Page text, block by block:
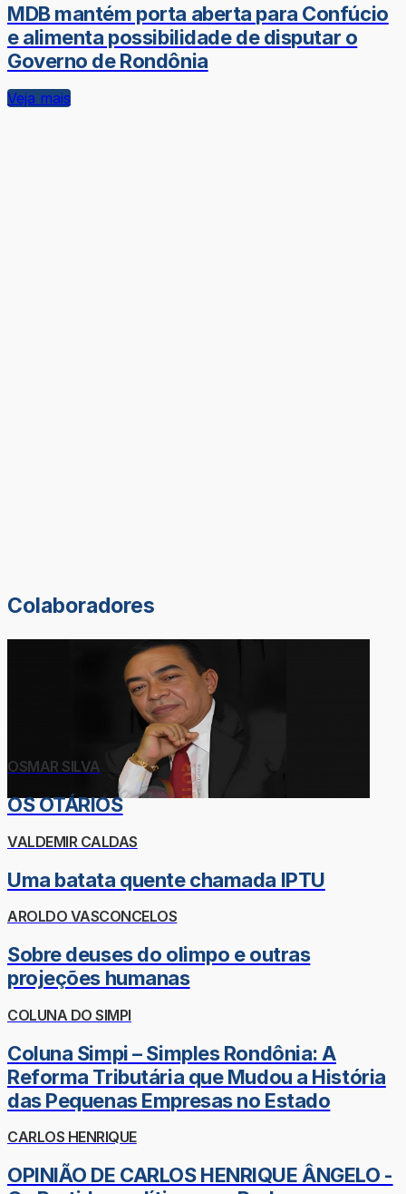
MDB mantém porta aberta para Confúcio
e alimenta possibilidade de disputar o
Governo de Rondônia
Veja mais
Colaboradores
OSMAR SILVA
OS OTÁRIOS
VALDEMIR CALDAS
Uma batata quente chamada IPTU
AROLDO VASCONCELOS
Sobre deuses do olimpo e outras
projeções humanas
COLUNA DO SIMPI
Coluna Simpi – Simples Rondônia: A
Reforma Tributária que Mudou a História
das Pequenas Empresas no Estado
CARLOS HENRIQUE
OPINIÃO DE CARLOS HENRIQUE ÂNGELO -